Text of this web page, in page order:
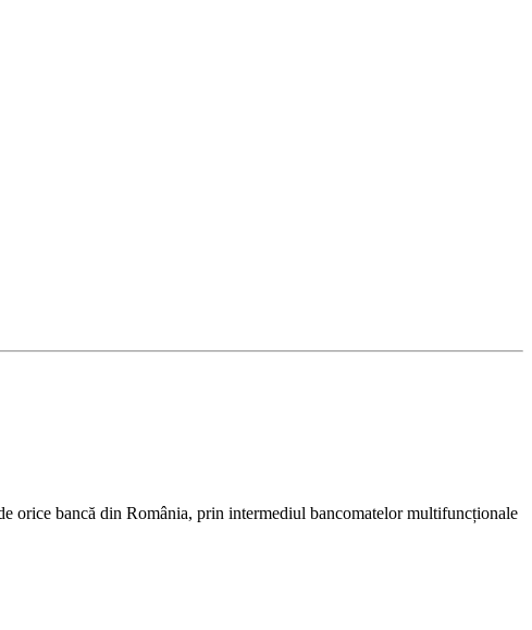
orice bancă din România, prin intermediul bancomatelor multifuncționale